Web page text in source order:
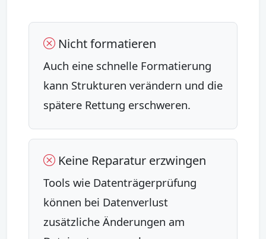
Nicht formatieren
Auch eine schnelle Formatierung
kann Strukturen verändern und die
spätere Rettung erschweren.
Keine Reparatur erzwingen
Tools wie Datenträgerprüfung
können bei Datenverlust
zusätzliche Änderungen am